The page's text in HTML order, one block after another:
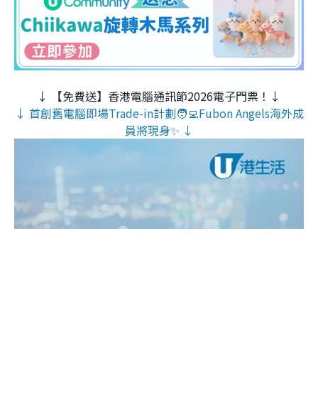
↓ 【免費送】香港電腦通訊節2026電子門票！↓
↓ 首創舊電腦即場Trade-in計劃🧑‍💻Fubon Angels海外成
員將現身✨ ↓